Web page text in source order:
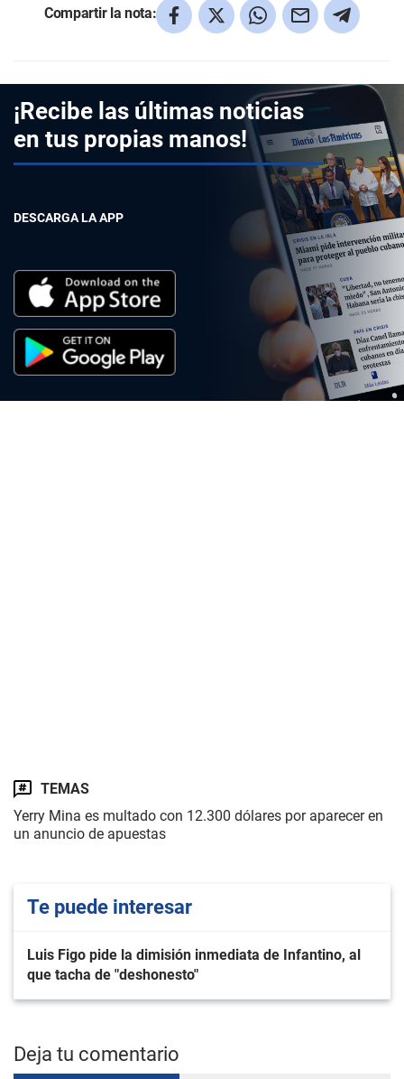
Compartir la nota:
¡Recibe las últimas noticias
en tus propias manos!
DESCARGA LA APP
TEMAS
Yerry Mina es multado con 12.300 dólares por aparecer en
un anuncio de apuestas
Te puede interesar
Luis Figo pide la dimisión inmediata de Infantino, al
que tacha de "deshonesto"
Deja tu comentario